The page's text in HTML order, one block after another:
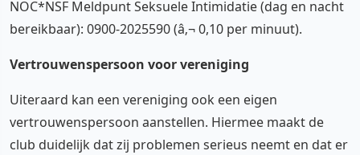
NOC*NSF Meldpunt Seksuele Intimidatie (dag en nacht
bereikbaar): 0900-2025590 (â‚¬ 0,10 per minuut).
Vertrouwenspersoon voor vereniging
Uiteraard kan een vereniging ook een eigen
vertrouwenspersoon aanstellen. Hiermee maakt de
club duidelijk dat zij problemen serieus neemt en dat er